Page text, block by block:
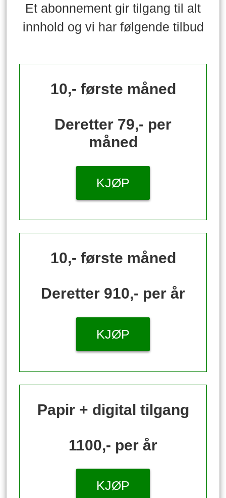
Et abonnement gir tilgang til alt
innhold og vi har følgende tilbud
10,- første måned
Deretter 79,- per
måned
KJØP
10,- første måned
Deretter 910,- per år
KJØP
Papir + digital tilgang
1100,- per år
KJØP